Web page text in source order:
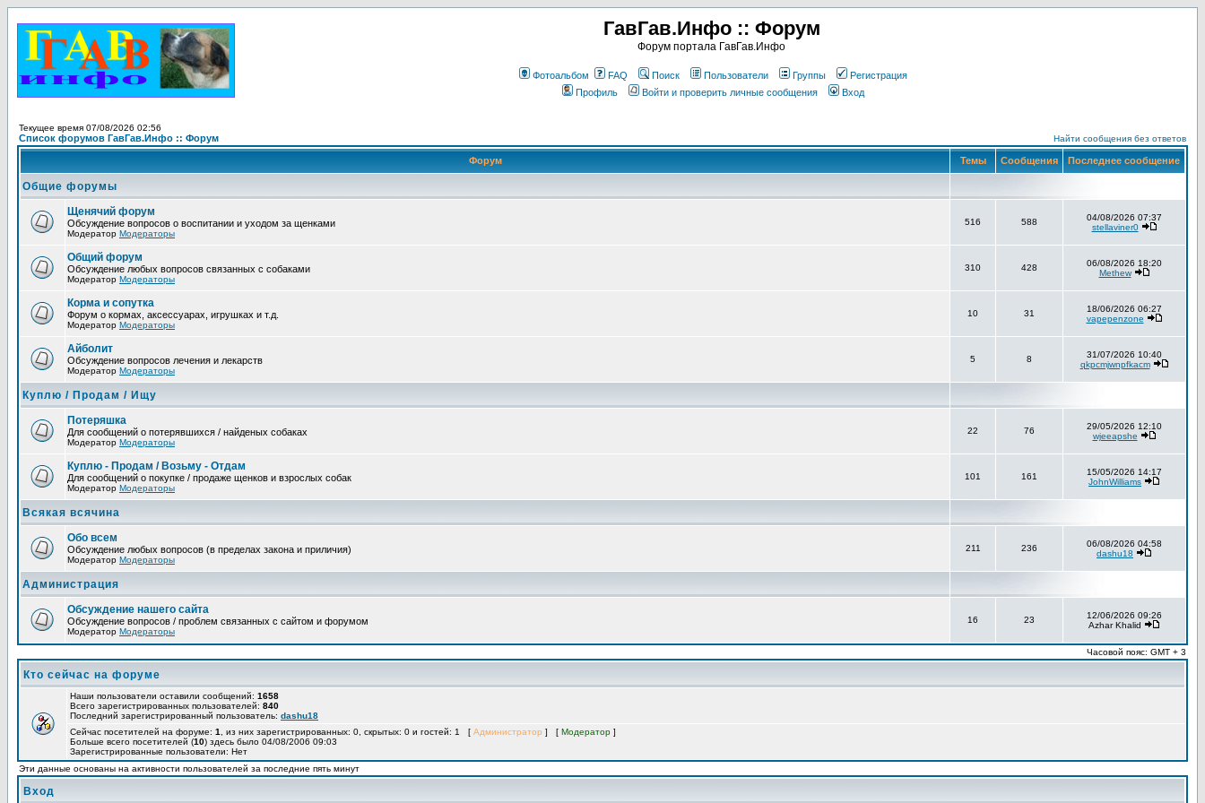
ГавГав.Инфо :: Форум
Форум портала ГавГав.Инфо
Фотоальбом FAQ Поиск Пользователи Группы
Регистрация
Профиль
Войти и проверить личные сообщения Вход
Текущее время 07/08/2026 02:56
Список форумов ГавГав.Инфо :: Форум Найти сообщения без ответов
Форум Темы Сообщения Последнее сообщение
Общие форумы
Щенячий форум
Обсуждение вопросов о воспитании и уходом за щенками
Модератор Модераторы
516 588
04/08/2026 07:37
stellaviner0
Общий форум
Обсуждение любых вопросов связанных с собаками
Модератор Модераторы
310 428
06/08/2026 18:20
Methew
Корма и сопутка
Форум о кормах, аксессуарах, игрушках и т.д.
Модератор Модераторы
10 31
18/06/2026 06:27
vapepenzone
Айболит
Обсуждение вопросов лечения и лекарств
Модератор Модераторы
5 8
31/07/2026 10:40
qkpcmjwnpfkacm
Куплю / Продам / Ищу
Потеряшка
Для сообщений о потерявшихся / найденых собаках
Модератор Модераторы
22 76
29/05/2026 12:10
wjeeapshe
Куплю - Продам / Возьму - Отдам
Для сообщений о покупке / продаже щенков и взрослых собак
Модератор Модераторы
101 161
15/05/2026 14:17
JohnWilliams
Всякая всячина
Обо всем
Обсуждение любых вопросов (в пределах закона и приличия)
Модератор Модераторы
211 236
06/08/2026 04:58
dashu18
Администрация
Обсуждение нашего сайта
Обсуждение вопросов / проблем связанных с сайтом и форумом
Модератор Модераторы
16 23
12/06/2026 09:26
Azhar Khalid
Часовой пояс: GMT + 3
Кто сейчас на форуме
Наши пользователи оставили сообщений: 1658
Всего зарегистрированных пользователей: 840
Последний зарегистрированный пользователь: dashu18
Сейчас посетителей на форуме: 1 , из них зарегистрированных: 0, скрытых: 0 и гостей: 1 [ Администратор ] [ Модератор ]
Больше всего посетителей (10) здесь было 04/08/2006 09:03
Зарегистрированные пользователи: Нет
Эти данные основаны на активности пользователей за последние пять минут
Вход